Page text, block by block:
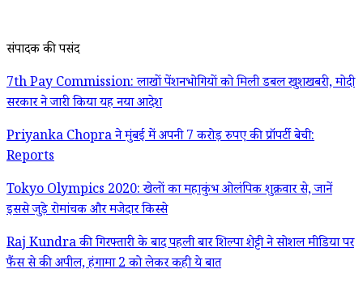
संपादक की पसंद
7th Pay Commission: लाखों पेंशनभोगियों को मिली डबल खुशखबरी, मोदी
सरकार ने जारी किया यह नया आदेश
Priyanka Chopra ने मुंबई में अपनी 7 करोड़ रुपए की प्रॉपर्टी बेची:
Reports
Tokyo Olympics 2020: खेलों का महाकुंभ ओलंपिक शुक्रवार से, जानें
इससे जुड़े रोमांचक और मजेदार किस्से
Raj Kundra की गिरफ्तारी के बाद पहली बार शिल्पा शेट्टी ने सोशल मीडिया पर
फैंस से की अपील, हंगामा 2 को लेकर कही ये बात